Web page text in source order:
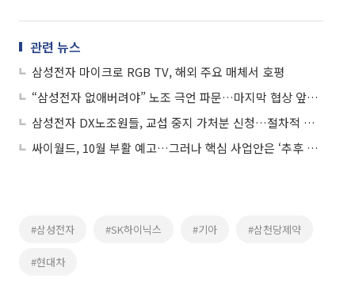
관련 뉴스
삼성전자 마이크로 RGB TV, 해외 주요 매체서 호평
“삼성전자 없애버려야” 노조 극언 파문…마지막 협상 앞두고 긴장 고조
삼성전자 DX노조원들, 교섭 중지 가처분 신청…절차적 정당성 지적
싸이월드, 10월 부활 예고…그러나 핵심 사업안은 ‘추후 공개’
#삼성전자 #SK하이닉스 #기아 #삼천당제약
#현대차